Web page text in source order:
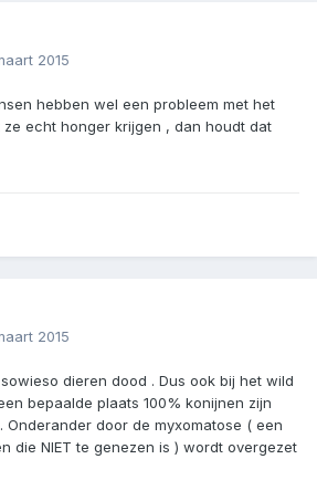
2015
hebben wel een probleem met het
echt honger krijgen , dan houdt dat
2015
dieren dood . Dus ook bij het wild
bepaalde plaats 100% konijnen zijn
Onderander door de myxomatose ( een
die NIET te genezen is ) wordt overgezet